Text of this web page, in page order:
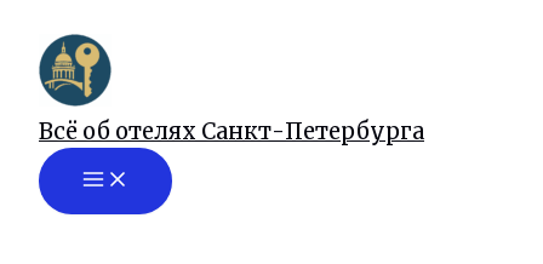
содержимому
Всё об отелях Санкт-Петербурга